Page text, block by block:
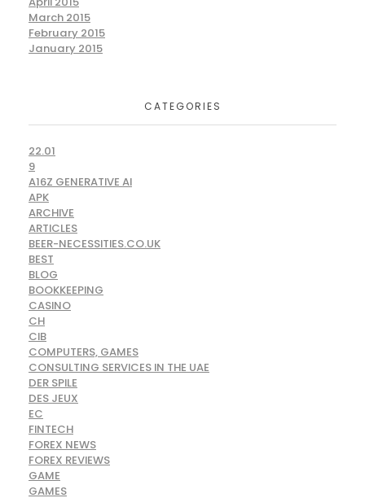
March 2015
February 2015
January 2015
CATEGORIES
22.01
9
A16Z GENERATIVE AI
APK
ARCHIVE
ARTICLES
BEER-NECESSITIES.CO.UK
BEST
BLOG
BOOKKEEPING
CASINO
CH
CIB
COMPUTERS, GAMES
CONSULTING SERVICES IN THE UAE
DER SPILE
DES JEUX
EC
FINTECH
FOREX NEWS
FOREX REVIEWS
GAME
GAMES